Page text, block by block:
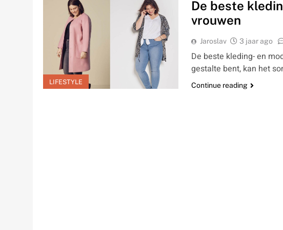
LIFESTYLE
De beste
vrouwen
Jaroslav 3 jaar ago
De beste kleding- en
gestalte bent, kan het
Continue reading